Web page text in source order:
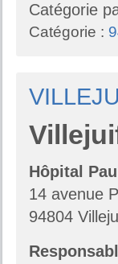
Catégorie
Catégorie :
Hôpital
14 avenue
94804